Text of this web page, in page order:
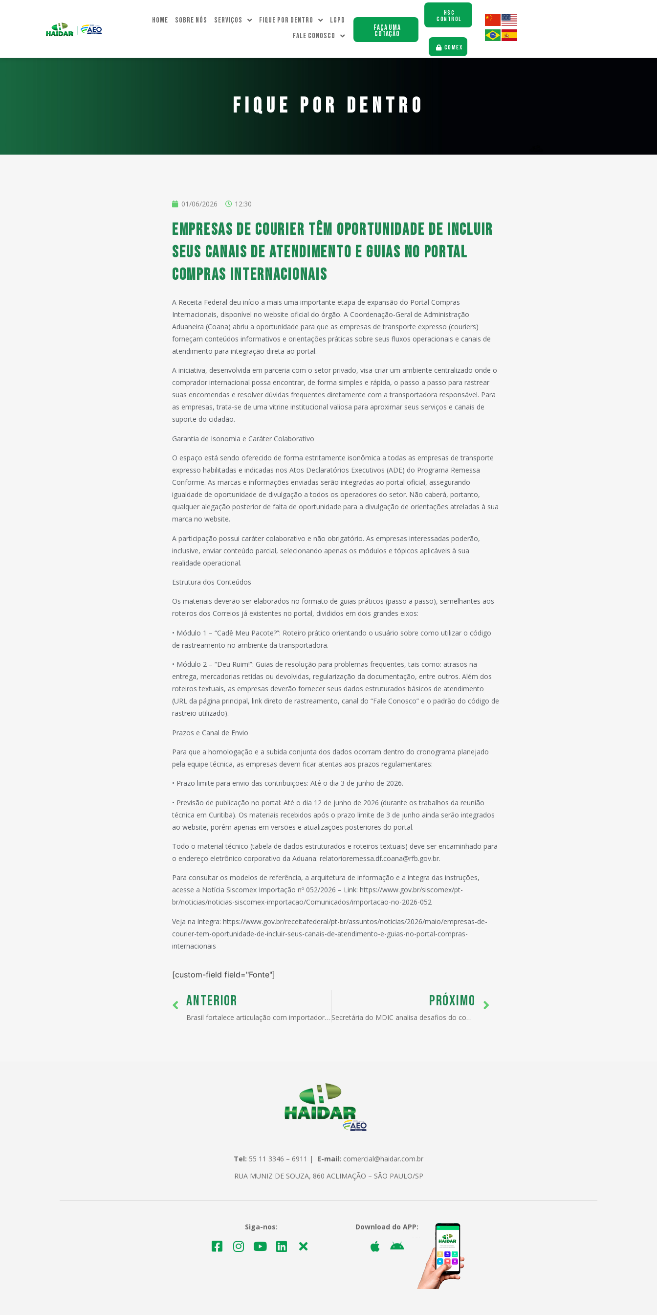
Home Sobre Nós Serviços Fique Por dentro
LGPD
Fale Conosco
Faça uma
Cotação
HSC
CONTROL
COMEX
FIQUE POR DENTRO
01/06/2026 12:30
Empresas de Courier têm oportunidade de incluir
seus canais de atendimento e guias no Portal
Compras Internacionais
A Receita Federal deu início a mais uma importante etapa de expansão do Portal Compras
Internacionais, disponível no website oficial do órgão. A Coordenação-Geral de Administração
Aduaneira (Coana) abriu a oportunidade para que as empresas de transporte expresso (couriers)
forneçam conteúdos informativos e orientações práticas sobre seus fluxos operacionais e canais de
atendimento para integração direta ao portal.
A iniciativa, desenvolvida em parceria com o setor privado, visa criar um ambiente centralizado onde o
comprador internacional possa encontrar, de forma simples e rápida, o passo a passo para rastrear
suas encomendas e resolver dúvidas frequentes diretamente com a transportadora responsável. Para
as empresas, trata-se de uma vitrine institucional valiosa para aproximar seus serviços e canais de
suporte do cidadão.
Garantia de Isonomia e Caráter Colaborativo
O espaço está sendo oferecido de forma estritamente isonômica a todas as empresas de transporte
expresso habilitadas e indicadas nos Atos Declaratórios Executivos (ADE) do Programa Remessa
Conforme. As marcas e informações enviadas serão integradas ao portal oficial, assegurando
igualdade de oportunidade de divulgação a todos os operadores do setor. Não caberá, portanto,
qualquer alegação posterior de falta de oportunidade para a divulgação de orientações atreladas à sua
marca no website.
A participação possui caráter colaborativo e não obrigatório. As empresas interessadas poderão,
inclusive, enviar conteúdo parcial, selecionando apenas os módulos e tópicos aplicáveis à sua
realidade operacional.
Estrutura dos Conteúdos
Os materiais deverão ser elaborados no formato de guias práticos (passo a passo), semelhantes aos
roteiros dos Correios já existentes no portal, divididos em dois grandes eixos:
• Módulo 1 – “Cadê Meu Pacote?”: Roteiro prático orientando o usuário sobre como utilizar o código
de rastreamento no ambiente da transportadora.
• Módulo 2 – “Deu Ruim!”: Guias de resolução para problemas frequentes, tais como: atrasos na
entrega, mercadorias retidas ou devolvidas, regularização da documentação, entre outros. Além dos
roteiros textuais, as empresas deverão fornecer seus dados estruturados básicos de atendimento
(URL da página principal, link direto de rastreamento, canal do “Fale Conosco” e o padrão do código de
rastreio utilizado).
Prazos e Canal de Envio
Para que a homologação e a subida conjunta dos dados ocorram dentro do cronograma planejado
pela equipe técnica, as empresas devem ficar atentas aos prazos regulamentares:
• Prazo limite para envio das contribuições: Até o dia 3 de junho de 2026.
• Previsão de publicação no portal: Até o dia 12 de junho de 2026 (durante os trabalhos da reunião
técnica em Curitiba). Os materiais recebidos após o prazo limite de 3 de junho ainda serão integrados
ao website, porém apenas em versões e atualizações posteriores do portal.
Todo o material técnico (tabela de dados estruturados e roteiros textuais) deve ser encaminhado para
o endereço eletrônico corporativo da Aduana: relatorioremessa.df.coana@rfb.gov.br.
Para consultar os modelos de referência, a arquitetura de informação e a íntegra das instruções,
acesse a Notícia Siscomex Importação nº 052/2026 – Link: https://www.gov.br/siscomex/pt-
br/noticias/noticias-siscomex-importacao/Comunicados/importacao-no-2026-052
Veja na íntegra: https://www.gov.br/receitafederal/pt-br/assuntos/noticias/2026/maio/empresas-de-
courier-tem-oportunidade-de-incluir-seus-canais-de-atendimento-e-guias-no-portal-compras-
internacionais
[custom-field field="Fonte"]
ANTERIOR
Brasil fortalece articulação com importadores colombianos para ampliar exportações de frutas frescas
PRÓXIMO
Secretária do MDIC analisa desafios do comércio exterior em um contexto global de transformação
Tel: 55 11 3346 – 6911 | E-mail: comercial@haidar.com.br
RUA MUNIZ DE SOUZA, 860 ACLIMAÇÃO – SÃO PAULO/SP
Siga-nos: Download do APP: